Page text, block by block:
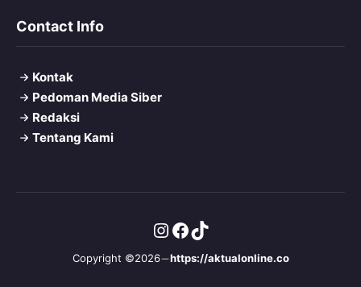
Contact Info
Kontak
Pedoman Media Siber
Redaksi
Tentang Kami
Copyright ©2026 https://aktualonline.co
Instagram
Facebook
TikTok